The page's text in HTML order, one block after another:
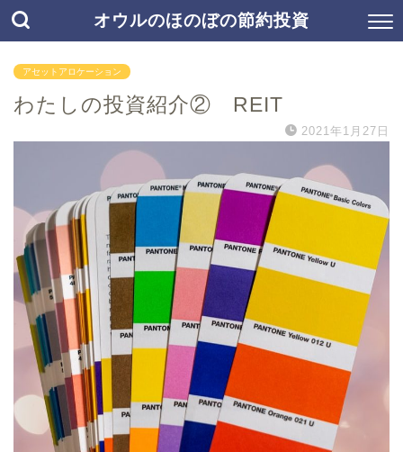
オウルのほのぼの節約投資
アセットアロケーション
わたしの投資紹介② REIT
2021年1月27日